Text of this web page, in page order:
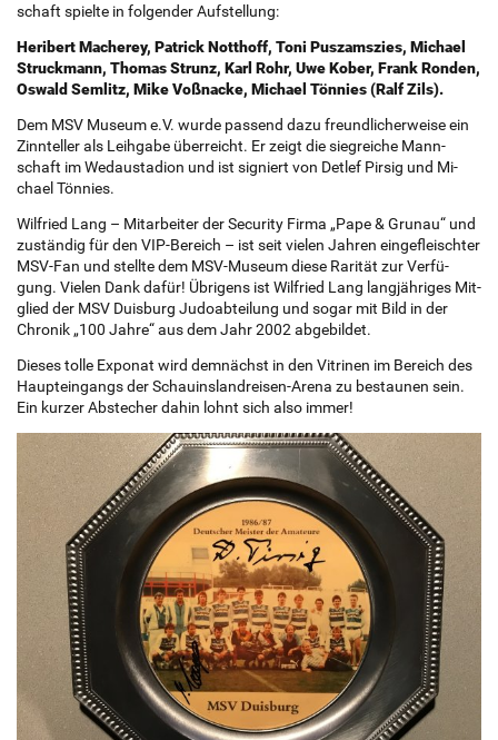
schaft spiel­te in fol­gen­der Auf­stel­lung:
He­ri­bert Ma­che­rey, Pa­trick Nott­hoff, Toni Pusz­ams­zi­es, Mi­cha­el
Struck­mann, Tho­mas Strunz, Karl Rohr, Uwe Kober, Frank Ron­den,
Os­wald Sem­litz, Mike Voß­nacke, Mi­cha­el Tön­nies (Ralf Zils).
Dem MSV Mu­se­um e.V. wurde pas­send dazu freund­li­cher­wei­se ein
Zinn­tel­ler als Leih­ga­be über­reicht. Er zeigt die sieg­rei­che Mann­
schaft im Wed­austa­di­on und ist si­gniert von Det­lef Pir­sig und Mi­
cha­el Tön­nies.
Wil­fried Lang – Mit­ar­bei­ter der Se­cu­ri­ty Firma „Pape & Gru­n­au“ und
zu­stän­dig für den VIP-Be­reich – ist seit vie­len Jah­ren ein­ge­fleisch­ter
MSV-Fan und stell­te dem MSV-Mu­se­um diese Ra­ri­tät zur Ver­fü­
gung. Vie­len Dank dafür! Üb­ri­gens ist Wil­fried Lang lang­jäh­ri­ges Mit­
glied der MSV Duis­burg Ju­do­ab­tei­lung und sogar mit Bild in der
Chro­nik „100 Jahre“ aus dem Jahr 2002 ab­ge­bil­det.
Die­ses tolle Ex­po­nat wird dem­nächst in den Vi­tri­nen im Be­reich des
Haup­tein­gangs der Schau­ins­land­rei­sen-Arena zu be­stau­nen sein.
Ein kur­z­er Ab­ste­cher dahin lohnt sich also immer!